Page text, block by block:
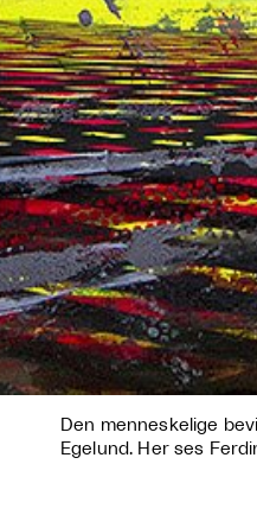
Den menneskelige
Egelund. Her ses